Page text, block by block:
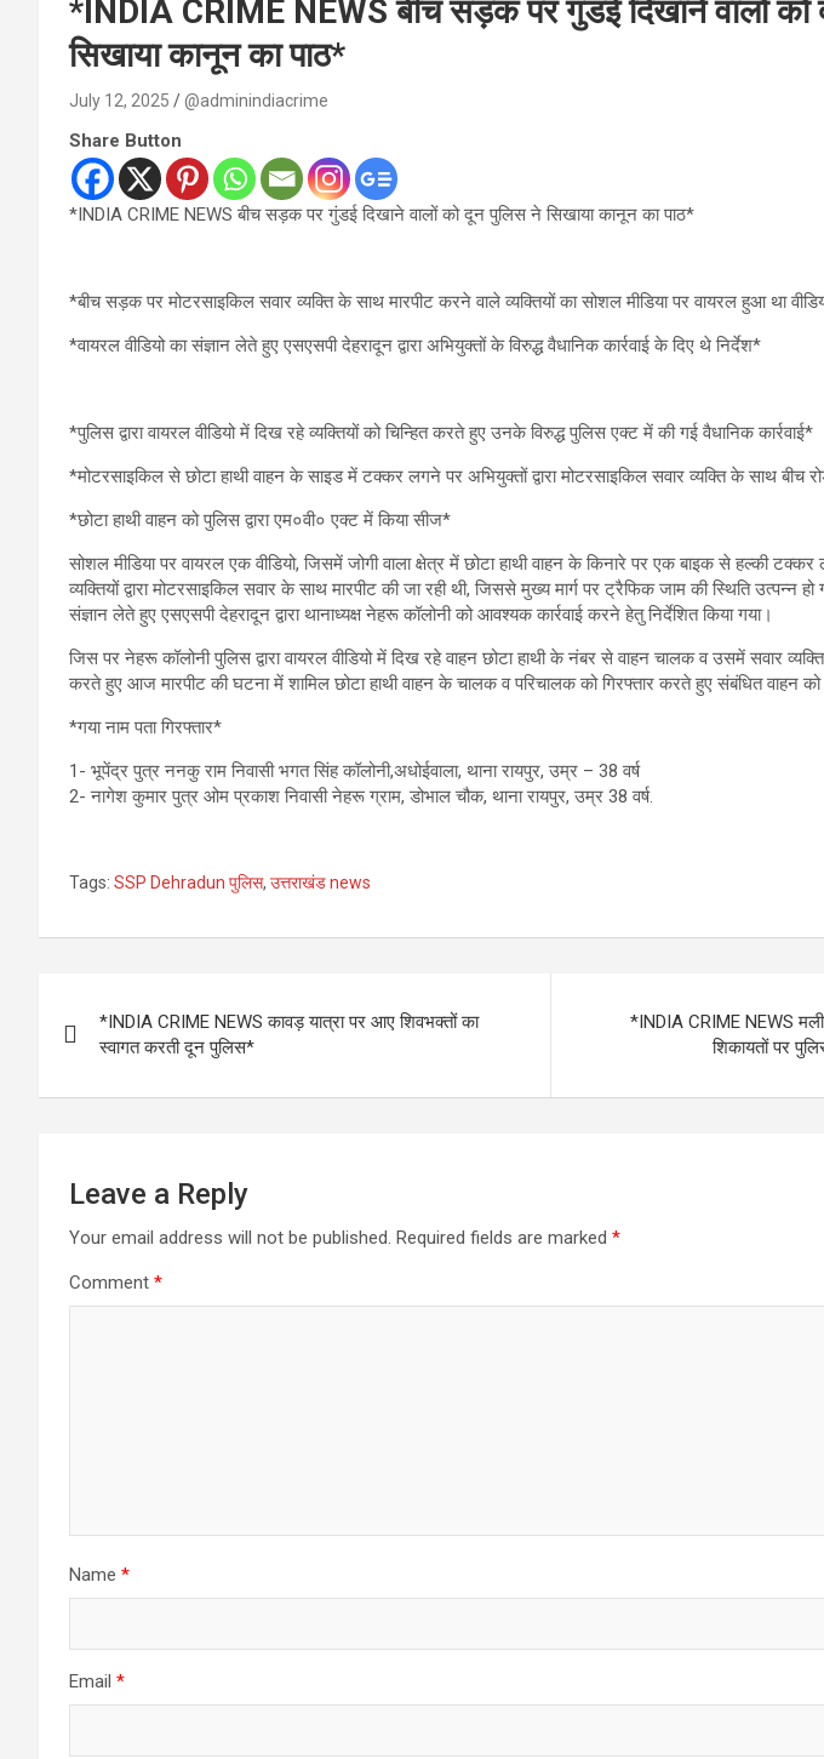
*INDIA CRIME NEWS बीच सड़क पर गुंडई दिखाने वालों को
सिखाया कानून का पाठ*
July 12, 2025 @adminindiacrime
Share Button
*INDIA CRIME NEWS बीच सड़क पर गुंडई दिखाने वालों को दून पुलिस ने सिखाया कानून का पाठ*
*बीच सड़क पर मोटरसाइकिल सवार व्यक्ति के साथ मारपीट करने वाले व्यक्तियों का सोशल मीडिया पर वायरल हुआ था
*वायरल वीडियो का संज्ञान लेते हुए एसएसपी देहरादून द्वारा अभियुक्तों के विरुद्ध वैधानिक कार्रवाई के दिए थे निर्देश*
*पुलिस द्वारा वायरल वीडियो में दिख रहे व्यक्तियों को चिन्हित करते हुए उनके विरुद्ध पुलिस एक्ट में की गई वैधानिक कार्रवाई*
*मोटरसाइकिल से छोटा हाथी वाहन के साइड में टक्कर लगने पर अभियुक्तों द्वारा मोटरसाइकिल सवार व्यक्ति के साथ बीच
*छोटा हाथी वाहन को पुलिस द्वारा एम०वी० एक्ट में किया सीज*
सोशल मीडिया पर वायरल एक वीडियो, जिसमें जोगी वाला क्षेत्र में छोटा हाथी वाहन के किनारे पर एक बाइक से हल्की टक्कर
व्यक्तियों द्वारा मोटरसाइकिल सवार के साथ मारपीट की जा रही थी, जिससे मुख्य मार्ग पर ट्रैफिक जाम की स्थिति उत्पन्न
संज्ञान लेते हुए एसएसपी देहरादून द्वारा थानाध्यक्ष नेहरू कॉलोनी को आवश्यक कार्रवाई करने हेतु निर्देशित किया गया।
जिस पर नेहरू कॉलोनी पुलिस द्वारा वायरल वीडियो में दिख रहे वाहन छोटा हाथी के नंबर से वाहन चालक व उसमें सवार
करते हुए आज मारपीट की घटना में शामिल छोटा हाथी वाहन के चालक व परिचालक को गिरफ्तार करते हुए संबंधित वाहन को
*गया नाम पता गिरफ्तार*
1- भूपेंद्र पुत्र ननकु राम निवासी भगत सिंह कॉलोनी,अधोईवाला, थाना रायपुर, उम्र – 38 वर्ष
2- नागेश कुमार पुत्र ओम प्रकाश निवासी नेहरू ग्राम, डोभाल चौक, थाना रायपुर, उम्र 38 वर्ष.
Tags: SSP Dehradun पुलिस, उत्तराखंड news
navigation
*INDIA CRIME NEWS कावड़ यात्रा पर आए शिवभक्तों का
स्वागत करती दून पुलिस*
*INDIA CRIME NEWS
शिकायतों पर
Leave a Reply
Your email address will not be published. Required fields are marked *
Comment *
Name *
Email *